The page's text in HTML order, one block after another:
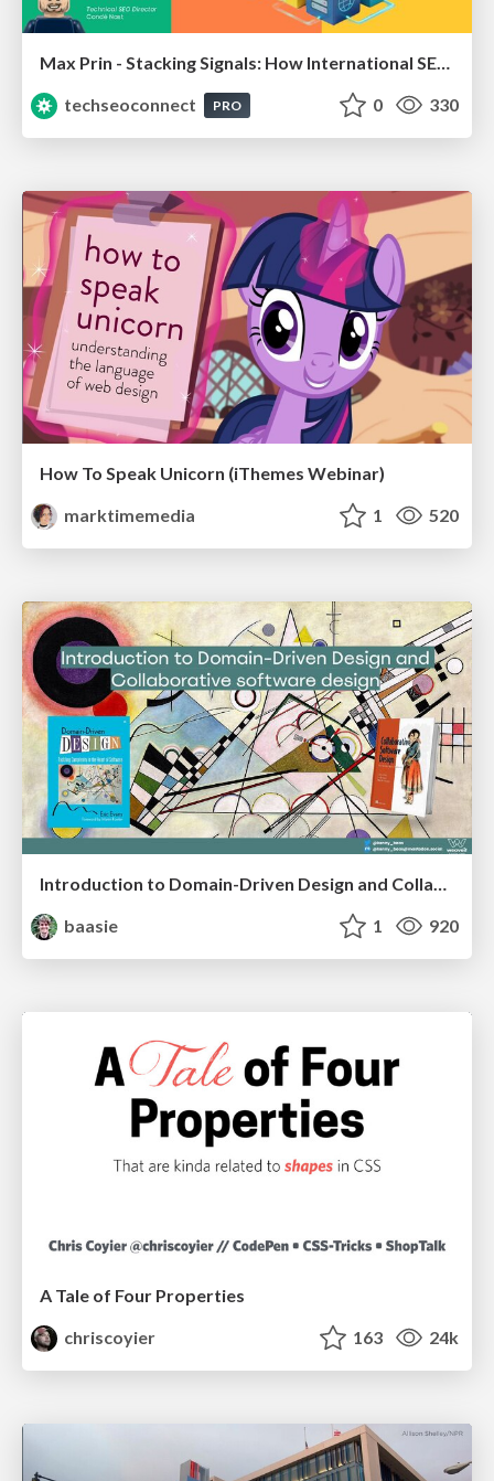
techseoconnect
PRO 0 330
How To Speak Unicorn (iThemes Webinar)
marktimemedia
1 520
Introduction to Domain-Driven Design and Collaborative software design
baasie
1 920
A Tale of Four Properties
chriscoyier
163 24k